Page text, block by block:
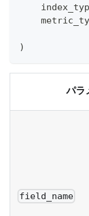
)
パラ
field_name